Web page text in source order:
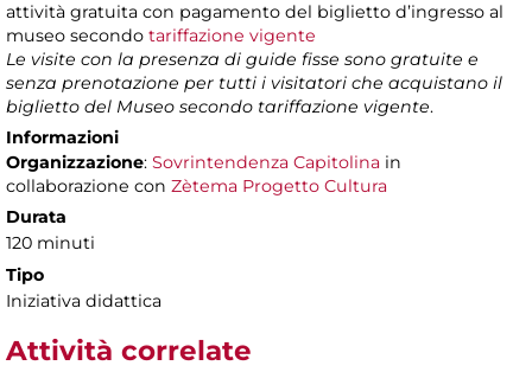
attività gratuita con pagamento del biglietto d’ingresso al
museo secondo tariffazione vigente
Le visite con la presenza di guide fisse sono gratuite e
senza prenotazione per tutti i visitatori che acquistano il
biglietto del Museo secondo tariffazione vigente.
Informazioni
Organizzazione: Sovrintendenza Capitolina in
collaborazione con Zètema Progetto Cultura
Durata
120 minuti
Tipo
Iniziativa didattica
Attività correlate